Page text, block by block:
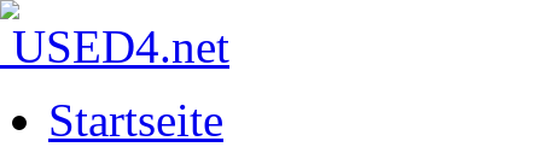
Startseite